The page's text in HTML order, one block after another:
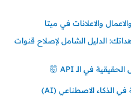
والاعلانات في ميتا
الدليل الشامل لإصلاح قنوات
🎓 تدريب عملي واستشارات متخصصة في الذكاء الاصطناعي (AI)